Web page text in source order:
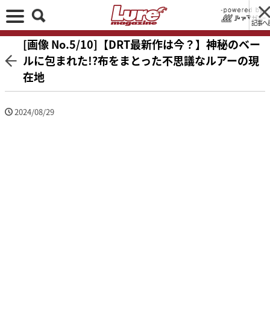
記事へ
[画像 No.5/10]【DRT最新作は今？】神秘のベー
ルに包まれた!?布をまとった不思議なルアーの現
在地
2024/08/29